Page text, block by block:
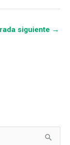
siguiente →